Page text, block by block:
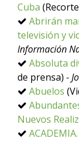
Cuba
Abrirán
televisión y
Información
Absoluta
de prensa) -
Abuelos
Nuevos